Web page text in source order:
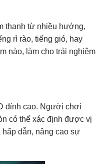
thanh từ nhiều hướng,
rì rào, tiếng gió, hay
nào, làm cho trải nghiệm
đỉnh cao. Người chơi
có thể xác định được vị
dẫn, nâng cao sự